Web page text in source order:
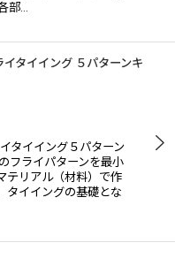
部…
イタイイング ５パターンキ
タイイング５パターン
フライパターンを最小
テリアル（材料）で作
タイイングの基礎とな